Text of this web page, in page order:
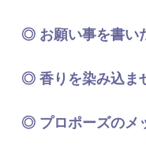
◎ お願い事を書い
◎ 香りを染み込ま
◎ プロポーズのメ